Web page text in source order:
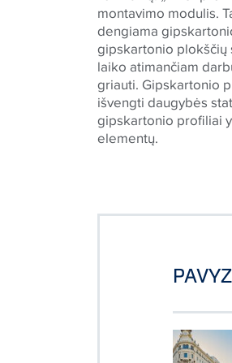
montavimo modulis.
dengiama
gipskartonio plokščių
laiko atimančiam
griauti. Gipskartonio
išvengti daugybės
gipskartonio profiliai
elementų.